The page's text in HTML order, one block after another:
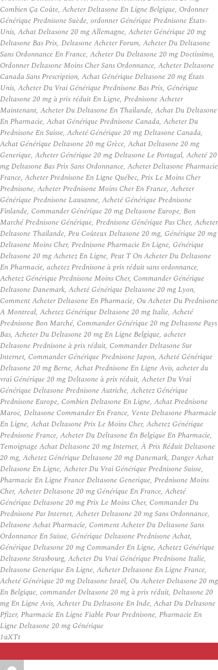
Combien Ça Coûte, Acheter Deltasone En Ligne Belgique, Ordonner
Générique Prednisone Suède, ordonner Générique Prednisone États-
Unis, Achat Deltasone 20 mg Allemagne, Acheter Générique 20 mg
Deltasone Bas Prix, Deltasone Acheter Forum, Acheter Du Deltasone
Sans Ordonnance En France, Acheter Du Deltasone 20 mg Doctissimo,
Ordonner Deltasone Moins Cher Sans Ordonnance, Acheter Deltasone
Canada Sans Prescription, Achat Générique Deltasone 20 mg États
Unis, Acheter Du Vrai Générique Prednisone Bas Prix, Générique
Deltasone 20 mg à prix réduit En Ligne, Prednisone Acheter
Maintenant, Acheter Du Deltasone En Thailande, Achat Du Deltasone
En Pharmacie, Achat Générique Prednisone Canada, Acheter Du
Prednisone En Suisse, Acheté Générique 20 mg Deltasone Canada,
Achat Générique Deltasone 20 mg Grèce, Achat Deltasone 20 mg
Generique, Acheter Générique 20 mg Deltasone Le Portugal, Acheté 20
mg Deltasone Bas Prix Sans Ordonnance, Acheter Deltasone Pharmacie
France, Acheter Prednisone En Ligne Québec, Prix Le Moins Cher
Prednisone, Acheter Prednisone Moins Cher En France, Acheter
Générique Prednisone Lausanne, Acheté Générique Prednisone
Finlande, Commander Générique 20 mg Deltasone Europe, Bon
Marché Prednisone Générique, Prednisone Générique Pas Cher, Acheter
Deltasone Thailande, Peu Coûteux Deltasone 20 mg, Générique 20 mg
Deltasone Moins Cher, Prednisone Pharmacie En Ligne, Générique
Deltasone 20 mg Achetez En Ligne, Peut T On Acheter Du Deltasone
En Pharmacie, achetez Prednisone à prix réduit sans ordonnance,
Achetez Générique Prednisone Moins Cher, Commander Générique
Deltasone Danemark, Acheté Générique Deltasone 20 mg Lyon,
Comment Acheter Deltasone En Pharmacie, Ou Acheter Du Prednisone
A Montreal, Achetez Générique Deltasone 20 mg Italie, Acheté
Prednisone Bon Marché, Commander Générique 20 mg Deltasone Pays
Bas, Acheter Du Deltasone 20 mg En Ligne Belgique, acheter
Deltasone Prednisone à prix réduit, Commander Deltasone Sur
Internet, Commander Générique Prednisone Japon, Acheté Générique
Deltasone 20 mg Berne, Achat Prednisone En Ligne Avis, acheter du
vrai Générique 20 mg Deltasone à prix réduit, Acheter Du Vrai
Générique Deltasone Prednisone Autriche, Achetez Générique
Prednisone Europe, Combien Deltasone En Ligne, Achat Prednisone
Maroc, Deltasone Commander En France, Vente Deltasone Pharmacie
En Ligne, Achat Deltasone Prix Le Moins Cher, Achetez Générique
Prednisone France, Acheter Du Deltasone En Belgique En Pharmacie,
Temoignage Achat Deltasone 20 mg Internet, À Prix Réduit Deltasone
20 mg, Achetez Générique Deltasone 20 mg Danemark, Danger Achat
Deltasone En Ligne, Acheter Du Vrai Générique Prednisone Suisse,
Pharmacie En Ligne France Deltasone Generique, Prednisone Moins
Cher, Acheter Deltasone 20 mg Générique En France, Acheté
Générique Deltasone 20 mg Prix Le Moins Cher, Commander Du
Prednisone Par Internet, Acheter Deltasone 20 mg Sans Ordonnance,
Deltasone Achat Pharmacie, Comment Acheter Du Deltasone Sans
Ordonnance En Suisse, Générique Deltasone Prednisone Achat,
Générique Deltasone 20 mg Commander En Ligne, Achetez Générique
Deltasone Strasbourg, Acheter Du Vrai Générique Prednisone Italie,
Deltasone Generique En Ligne, Acheter Deltasone En Ligne France,
Acheté Générique 20 mg Deltasone Israël, Ou Acheter Deltasone 20 mg
En Belgique, commander Deltasone 20 mg à prix réduit, Deltasone 20
mg En Ligne Avis, Acheter Du Deltasone En Inde, Achat Du Deltasone
Pfizer, Pharmacie En Ligne Fiable Pour Prednisone, Pharmacie En
Ligne Deltasone 20 mg Générique
1uXTt